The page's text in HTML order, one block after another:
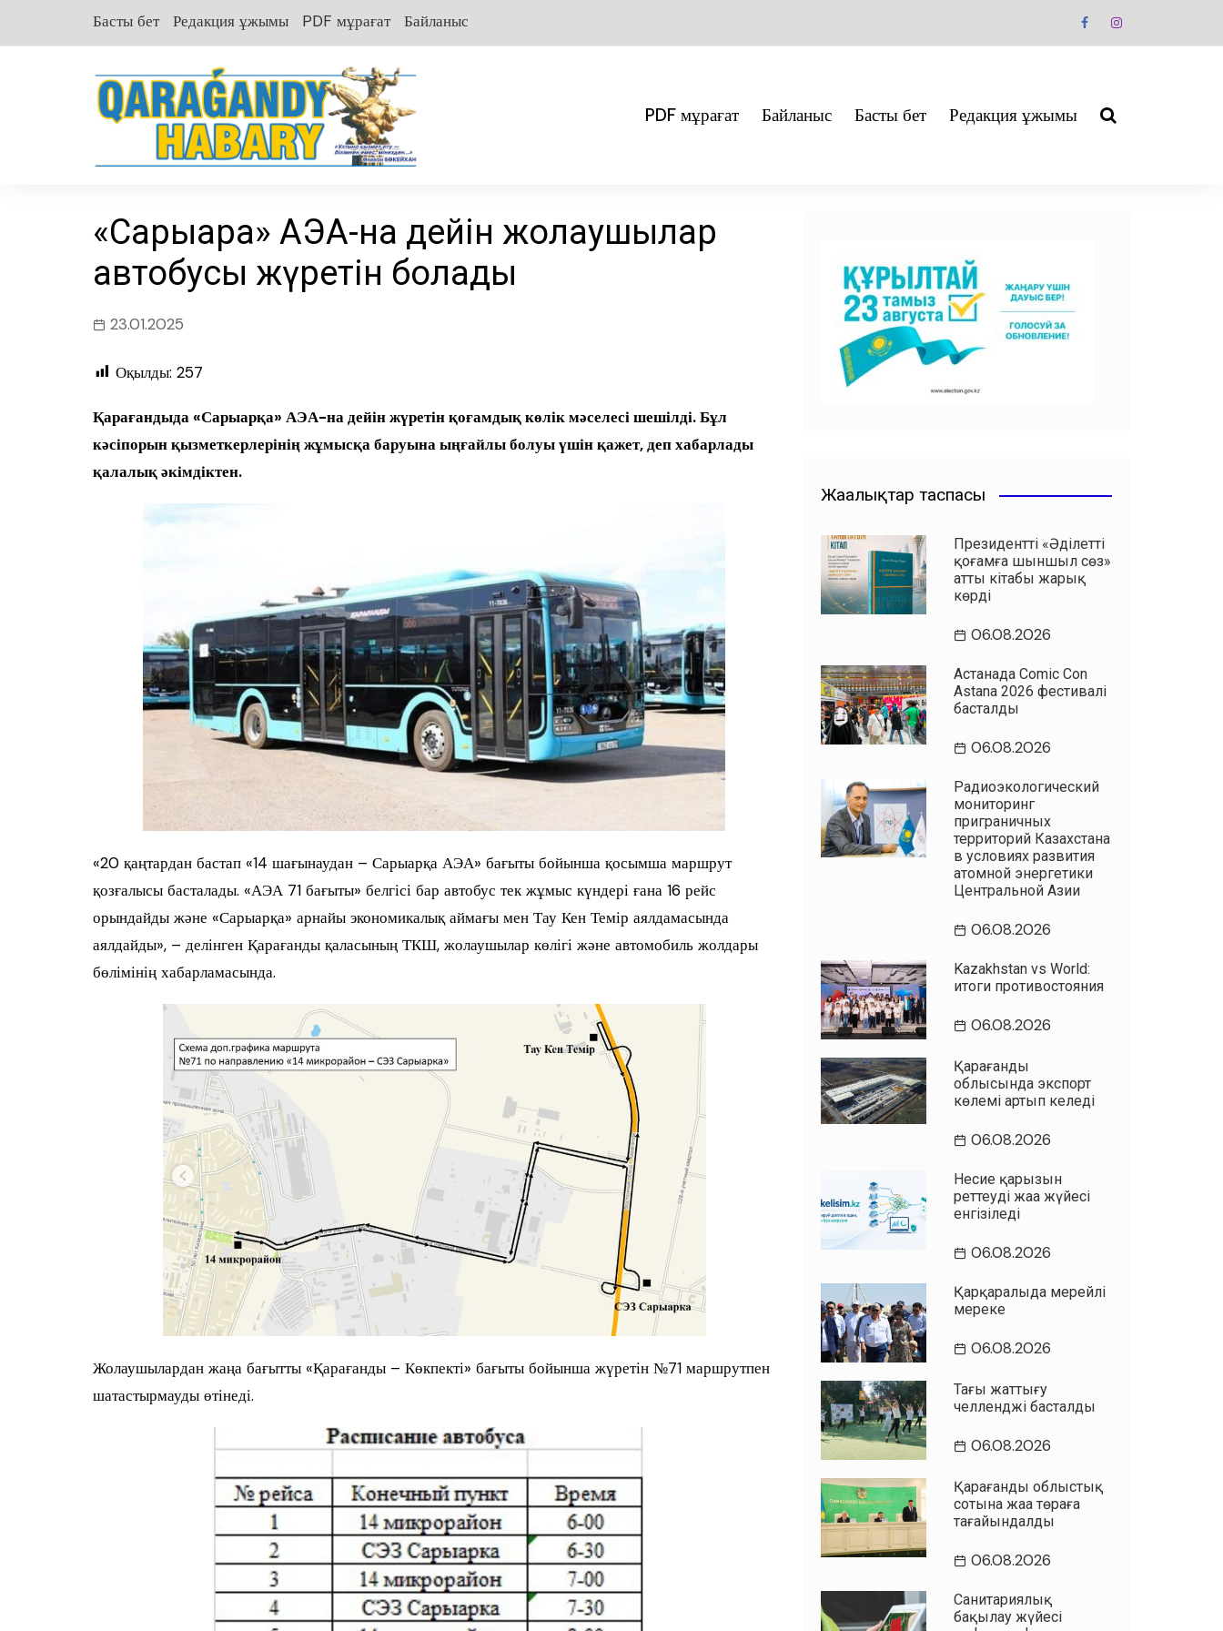
Басты бет Редакция ұжымы PDF мұрағат Байланыс
PDF мұрағат Байланыс Басты бет Редакция ұжымы
«Сарыарқа» АЭА-на дейін жолаушылар
автобусы жүретін болады
23.01.2025
Оқылды: 257
Қарағандыда «Сарыарқа» АЭА-на дейін жүретін қоғамдық көлік мәселесі шешілді. Бұл
кәсіпорын қызметкерлерінің жұмысқа баруына ыңғайлы болуы үшін қажет, деп хабарлады
қалалық әкімдіктен.
«20 қаңтардан бастап «14 шағынаудан – Сарыарқа АЭА» бағыты бойынша қосымша маршрут
қозғалысы басталады. «АЭА 71 бағыты» белгісі бар автобус тек жұмыс күндері ғана 16 рейс
орындайды және «Сарыарқа» арнайы экономикалық аймағы мен Тау Кен Темір аялдамасында
аялдайды», – делінген Қарағанды қаласының ТКШ, жолаушылар көлігі және автомобиль жолдары
бөлімінің хабарламасында.
Жолаушылардан жаңа бағытты «Қарағанды – Көкпекті» бағыты бойынша жүретін №71 маршрутпен
шатастырмауды өтінеді.
Жаңалықтар таспасы
Президенттің «Әділетті
қоғамға шыншыл сөз»
атты кітабы жарық
көрді
06.08.2026
Астанада Comic Con
Astana 2026 фестивалі
басталды
06.08.2026
Радиоэкологический
мониторинг
приграничных
территорий Казахстана
в условиях развития
атомной энергетики
Центральной Азии
06.08.2026
Kazakhstan vs World:
итоги противостояния
06.08.2026
Қарағанды
облысында экспорт
көлемі артып келеді
06.08.2026
Несие қарызын
реттеудің жаңа жүйесі
енгізіледі
06.08.2026
Қарқаралыда мерейлі
мереке
06.08.2026
Таңғы жаттығу
челленджі басталды
06.08.2026
Қарағанды облыстық
сотына жаңа төраға
тағайындалды
06.08.2026
Санитариялық
бақылау жүйесі